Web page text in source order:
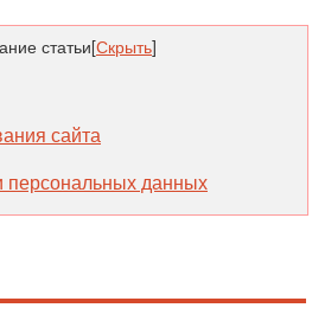
статьи[Скрыть]
сайта
персональных данных